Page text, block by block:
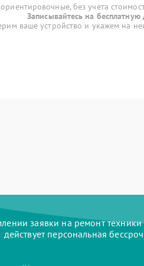
без учета
Записывайтесь на бесплатную
ваше устройство и укажем на
заявки на ремонт техники
действует персональная